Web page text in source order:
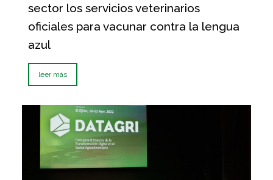
sector los servicios veterinarios
oficiales para vacunar contra la lengua
azul
leer más